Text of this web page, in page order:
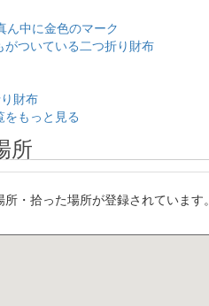
ん中に金色のマーク
ついている二つ折り財布
財布
をもっと見る
所
・拾った場所が登録されています。